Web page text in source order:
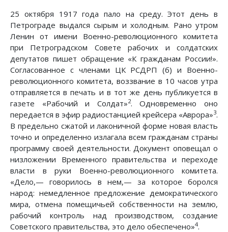
25 октября 1917 года пало на среду. Этот день в
Петрограде выдался сырым и холодным. Рано утром
Ленин от имени Военно-революционного комитета
при Петроградском Совете рабочих и солдатских
депутатов пишет обращение «К гражданам России!».
Согласованное с членами ЦК РСДРП (б) и Военно-
революционного комитета, воззвание в 10 часов утра
отправляется в печать и в тот же день публикуется в
газете «Рабочий и Солдат»2. Одновременно оно
передается в эфир радиостанцией крейсера «Аврора»3.
В предельно сжатой и лаконичной форме новая власть
точно и определенно излагала всем гражданам страны
программу своей деятельности. Документ оповещал о
низложении Временного правительства и переходе
власти в руки Военно-революционного комитета.
«Дело,— говорилось в нем,— за которое боролся
народ: немедленное предложение демократического
мира, отмена помещичьей собственности на землю,
рабочий контроль над производством, создание
Советского правительства, это дело обеспечено»4.